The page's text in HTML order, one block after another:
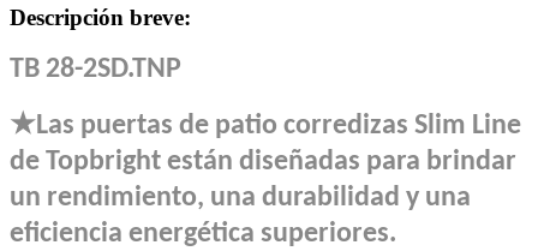
Descripción breve:
TB 28-2SD.TNP
★Las puertas de patio corredizas Slim Line
de Topbright están diseñadas para brindar
un rendimiento, una durabilidad y una
eficiencia energética superiores.